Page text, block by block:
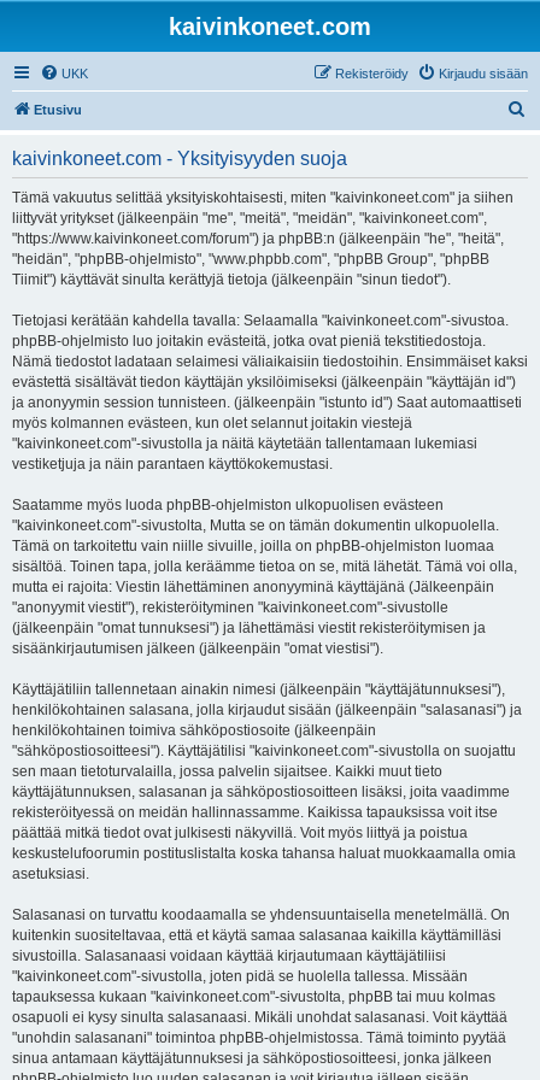
kaivinkoneet.com
UKK Kirjaudu sisään
Rekisteröidy
Etusivu
kaivinkoneet.com - Yksityisyyden suoja
Tämä vakuutus selittää yksityiskohtaisesti, miten "kaivinkoneet.com" ja siihen
liittyvät yritykset (jälkeenpäin "me", "meitä", "meidän", "kaivinkoneet.com",
"https://www.kaivinkoneet.com/forum") ja phpBB:n (jälkeenpäin "he", "heitä",
"heidän", "phpBB-ohjelmisto", "www.phpbb.com", "phpBB Group", "phpBB
Tiimit") käyttävät sinulta kerättyjä tietoja (jälkeenpäin "sinun tiedot").
Tietojasi kerätään kahdella tavalla: Selaamalla "kaivinkoneet.com"-sivustoa.
phpBB-ohjelmisto luo joitakin evästeitä, jotka ovat pieniä tekstitiedostoja.
Nämä tiedostot ladataan selaimesi väliaikaisiin tiedostoihin. Ensimmäiset kaksi
evästettä sisältävät tiedon käyttäjän yksilöimiseksi (jälkeenpäin "käyttäjän id")
ja anonyymin session tunnisteen. (jälkeenpäin "istunto id") Saat automaattiseti
myös kolmannen evästeen, kun olet selannut joitakin viestejä
"kaivinkoneet.com"-sivustolla ja näitä käytetään tallentamaan lukemiasi
vestiketjuja ja näin parantaen käyttökokemustasi.
Saatamme myös luoda phpBB-ohjelmiston ulkopuolisen evästeen
"kaivinkoneet.com"-sivustolta, Mutta se on tämän dokumentin ulkopuolella.
Tämä on tarkoitettu vain niille sivuille, joilla on phpBB-ohjelmiston luomaa
sisältöä. Toinen tapa, jolla keräämme tietoa on se, mitä lähetät. Tämä voi olla,
mutta ei rajoita: Viestin lähettäminen anonyyminä käyttäjänä (Jälkeenpäin
"anonyymit viestit"), rekisteröityminen "kaivinkoneet.com"-sivustolle
(jälkeenpäin "omat tunnuksesi") ja lähettämäsi viestit rekisteröitymisen ja
sisäänkirjautumisen jälkeen (jälkeenpäin "omat viestisi").
Käyttäjätiliin tallennetaan ainakin nimesi (jälkeenpäin "käyttäjätunnuksesi"),
henkilökohtainen salasana, jolla kirjaudut sisään (jälkeenpäin "salasanasi") ja
henkilökohtainen toimiva sähköpostiosoite (jälkeenpäin
"sähköpostiosoitteesi"). Käyttäjätilisi "kaivinkoneet.com"-sivustolla on suojattu
sen maan tietoturvalailla, jossa palvelin sijaitsee. Kaikki muut tieto
käyttäjätunnuksen, salasanan ja sähköpostiosoitteen lisäksi, joita vaadimme
rekisteröityessä on meidän hallinnassamme. Kaikissa tapauksissa voit itse
päättää mitkä tiedot ovat julkisesti näkyvillä. Voit myös liittyä ja poistua
keskustelufoorumin postituslistalta koska tahansa haluat muokkaamalla omia
asetuksiasi.
Salasanasi on turvattu koodaamalla se yhdensuuntaisella menetelmällä. On
kuitenkin suositeltavaa, että et käytä samaa salasanaa kaikilla käyttämilläsi
sivustoilla. Salasanaasi voidaan käyttää kirjautumaan käyttäjätiliisi
"kaivinkoneet.com"-sivustolla, joten pidä se huolella tallessa. Missään
tapauksessa kukaan "kaivinkoneet.com"-sivustolta, phpBB tai muu kolmas
osapuoli ei kysy sinulta salasanaasi. Mikäli unohdat salasanasi. Voit käyttää
"unohdin salasanani" toimintoa phpBB-ohjelmistossa. Tämä toiminto pyytää
sinua antamaan käyttäjätunnuksesi ja sähköpostiosoitteesi, jonka jälkeen